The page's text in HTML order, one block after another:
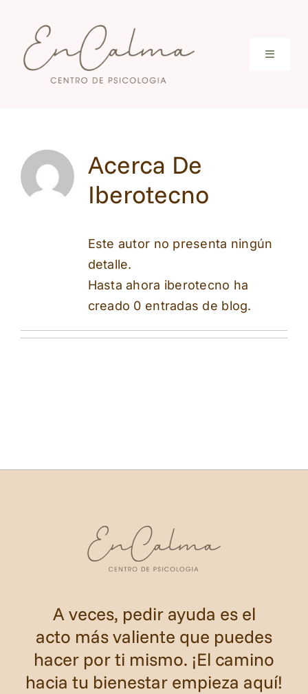
contenido
Toggle
Conócenos
Servicios
Acerca De
Iberotecno
Este autor no presenta ningún
detalle.
Hasta ahora iberotecno ha
creado 0 entradas de blog.
A veces, pedir ayuda es el
acto más valiente que puedes
hacer por ti mismo. ¡El camino
hacia tu bienestar empieza aquí!